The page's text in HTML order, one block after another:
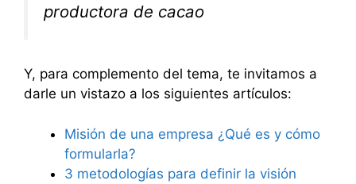
productora de cacao
Y, para complemento del tema, te invitamos a
darle un vistazo a los siguientes artículos:
Misión de una empresa ¿Qué es y cómo
formularla?
3 metodologías para definir la visión